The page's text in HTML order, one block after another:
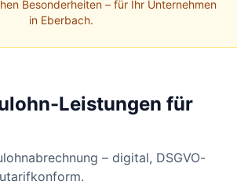
Besonderheiten – für Ihr Unternehmen
in Eberbach.
Leistungen für
– digital, DSGVO-
Backnang
Stuttgart
Heilbronn